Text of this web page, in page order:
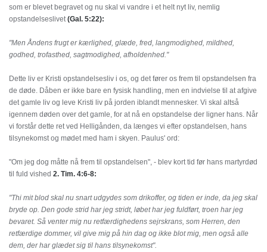
som er blevet begravet og nu skal vi vandre i et helt nyt liv, nemlig
opstandelseslivet(Gal. 5:22):
"Men Åndens frugt er kærlighed, glæde, fred, langmodighed, mildhed,
godhed, trofasthed, sagtmodighed, afholdenhed."
Dette liv er Kristi opstandelsesliv i os, og det fører os frem til opstandelsen fra
de døde. Dåben er ikke bare en fysisk handling, men en indvielse til at afgive
det gamle liv og leve Kristi liv på jorden iblandt mennesker. Vi skal altså
igennem døden over det gamle, for at nå en opstandelse der ligner hans. Når
vi forstår dette ret ved Helligånden, da længes vi efter opstandelsen, hans
tilsynekomst og mødet med ham i skyen. Paulus' ord:
"Om jeg dog måtte nå frem til opstandelsen", - blev kort tid før hans martyrdød
til fuld vished 2. Tim. 4:6-8:
"Thi mit blod skal nu snart udgydes som drikoffer, og tiden er inde, da jeg skal
bryde op. Den gode strid har jeg stridt, løbet har jeg fuldført, troen har jeg
bevaret. Så venter mig nu retfærdighedens sejrskrans, som Herren, den
retfærdige dommer, vil give mig på hin dag og ikke blot mig, men også alle
dem, der har glædet sig til hans tilsynekomst".